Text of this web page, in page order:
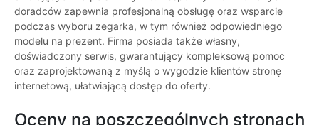
doradców zapewnia profesjonalną obsługę oraz wsparcie
podczas wyboru zegarka, w tym również odpowiedniego
modelu na prezent. Firma posiada także własny,
doświadczony serwis, gwarantujący kompleksową pomoc
oraz zaprojektowaną z myślą o wygodzie klientów stronę
internetową, ułatwiającą dostęp do oferty.
Oceny na poszczególnych stronach